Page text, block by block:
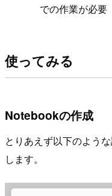
での作業が必要
使ってみる
Notebookの作成
とりあえず以下のよう
します。